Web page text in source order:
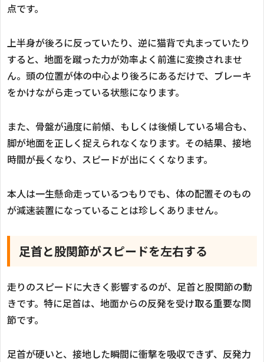
点です。
上半身が後ろに反っていたり、逆に猫背で丸まっていたり
すると、地面を蹴った力が効率よく前進に変換されませ
ん。頭の位置が体の中心より後ろにあるだけで、ブレーキ
をかけながら走っている状態になります。
また、骨盤が過度に前傾、もしくは後傾している場合も、
脚が地面を正しく捉えられなくなります。その結果、接地
時間が長くなり、スピードが出にくくなります。
本人は一生懸命走っているつもりでも、体の配置そのもの
が減速装置になっていることは珍しくありません。
足首と股関節がスピードを左右する
走りのスピードに大きく影響するのが、足首と股関節の動
きです。特に足首は、地面からの反発を受け取る重要な関
節です。
足首が硬いと、接地した瞬間に衝撃を吸収できず、反発力